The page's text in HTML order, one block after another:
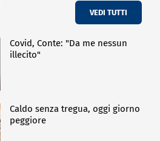
VEDI TUTTI
Covid, Conte: "Da me nessun
illecito"
Caldo senza tregua, oggi giorno
peggiore